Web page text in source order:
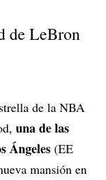
de LeBron
de la NBA
una de las
Ángeles (EE
mansión en